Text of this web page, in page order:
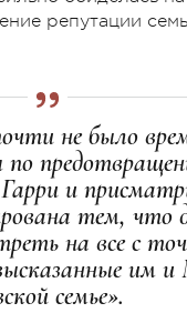
репутации
не было
Гарри и
тем, что
на все с
им
семье».